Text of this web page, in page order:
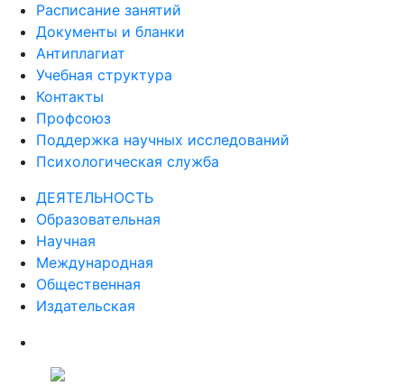
Расписание занятий
Документы и бланки
Антиплагиат
Учебная структура
Контакты
Профсоюз
Поддержка научных исследований
Психологическая служба
ДЕЯТЕЛЬНОСТЬ
Образовательная
Научная
Международная
Общественная
Издательская